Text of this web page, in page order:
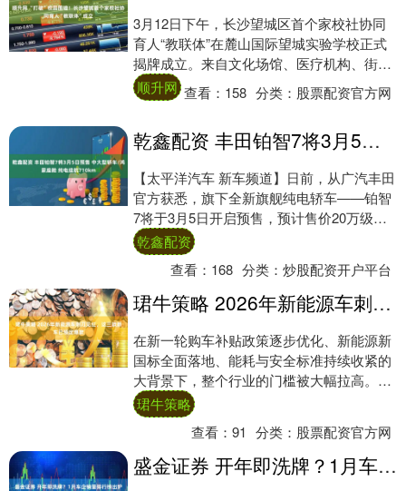
3月12日下午，长沙望城区首个家校社协同
育人“教联体”在麓山国际望城实验学校正式
揭牌成立。来自文化场馆、医疗机构、街道
社区、职能部门的14家共建单位代表与校家
委....
顺升网 查看： 158 分类： 股票配资官方网
乾鑫配资 丰田铂智7将3月5日预售 中大型轿车/鸿蒙座舱 纯电续航710km
【太平洋汽车 新车频道】日前，从广汽丰田
官方获悉，旗下全新旗舰纯电轿车——铂智
7将于3月5日开启预售，预计售价20万级，
一季度上市。新车定位中大型轿车，车长超
5....
乾鑫配资
查看： 168 分类：炒股配资开户平台
珺牛策略 2026年新能源车刺刀见红，这三款新车已预定爆款
在新一轮购车补贴政策逐步优化、新能源新
国标全面落地、能耗与安全标准持续收紧的
大背景下，整个行业的门槛被大幅拉高。促
使国内新能源汽车市场逐渐告别野蛮生长，
正式迈入....
珺牛策略
查看：91 分类： 股票配资官方网
盛金证券 开年即洗牌？1月车企销量排行榜出炉：吉利反超比亚迪排第一